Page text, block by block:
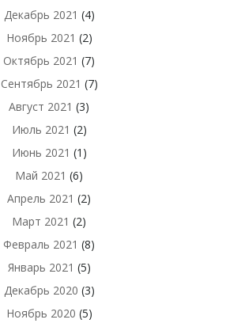
Декабрь 2021 (4)
Ноябрь 2021 (2)
Октябрь 2021 (7)
Сентябрь 2021 (7)
Август 2021 (3)
Июль 2021 (2)
Июнь 2021 (1)
Май 2021 (6)
Апрель 2021 (2)
Март 2021 (2)
Февраль 2021 (8)
Январь 2021 (5)
Декабрь 2020 (3)
Ноябрь 2020 (5)